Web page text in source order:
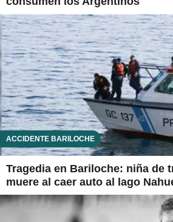
ACCIDENTE BARILOCHE
Tragedia en Bariloche: niña de
muere al caer auto al lago